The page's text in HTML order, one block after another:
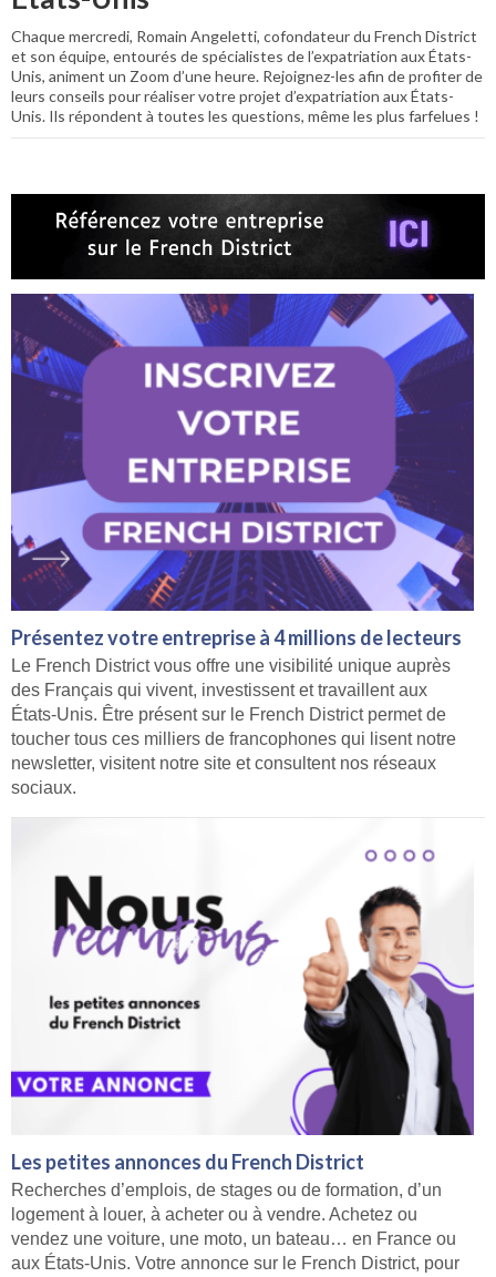
Chaque mercredi, Romain Angeletti, cofondateur du French District
et son équipe, entourés de spécialistes de l’expatriation aux États-
Unis, animent un Zoom d’une heure. Rejoignez-les afin de profiter de
leurs conseils pour réaliser votre projet d’expatriation aux États-
Unis. Ils répondent à toutes les questions, même les plus farfelues !
Présentez votre entreprise à 4 millions de lecteurs
Le French District vous offre une visibilité unique auprès
des Français qui vivent, investissent et travaillent aux
États-Unis. Être présent sur le French District permet de
toucher tous ces milliers de francophones qui lisent notre
newsletter, visitent notre site et consultent nos réseaux
sociaux.
Les petites annonces du French District
Recherches d’emplois, de stages ou de formation, d’un
logement à louer, à acheter ou à vendre. Achetez ou
vendez une voiture, une moto, un bateau… en France ou
aux États-Unis. Votre annonce sur le French District, pour